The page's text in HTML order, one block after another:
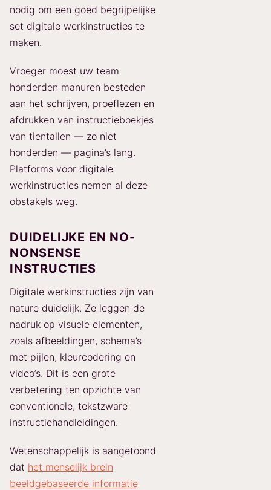
nodig om een goed begrijpelijke
set digitale werkinstructies te
maken.
Vroeger moest uw team
honderden manuren besteden
aan het schrijven, proeflezen en
afdrukken van instructieboekjes
van tientallen — zo niet
honderden — pagina’s lang.
Platforms voor digitale
werkinstructies nemen al deze
obstakels weg.
DUIDELIJKE EN NO-
NONSENSE
INSTRUCTIES
Digitale werkinstructies zijn van
nature duidelijk. Ze leggen de
nadruk op visuele elementen,
zoals afbeeldingen, schema’s
met pijlen, kleurcodering en
video’s. Dit is een grote
verbetering ten opzichte van
conventionele, tekstzware
instructiehandleidingen.
Wetenschappelijk is aangetoond
dat het menselijk brein
beeldgebaseerde informatie